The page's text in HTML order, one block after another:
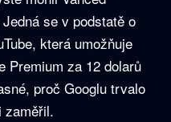
se v podstatě o
která umožňuje
Premium za 12 dolarů
proč Googlu trvalo
zaměřil.